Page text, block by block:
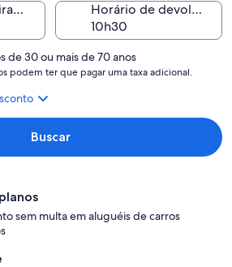
Horário de retirada
Horário de devolução
de 30 ou mais de 70 anos
podem ter que pagar uma taxa adicional.
Buscar
sem multa em aluguéis de carros